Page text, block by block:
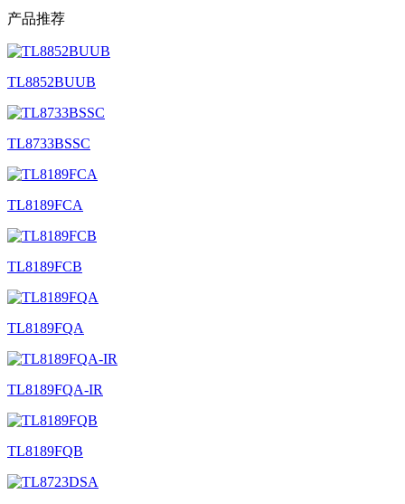
产品推荐
TL8852BUUB
TL8733BSSC
TL8189FCA
TL8189FCB
TL8189FQA
TL8189FQA-IR
TL8189FQB